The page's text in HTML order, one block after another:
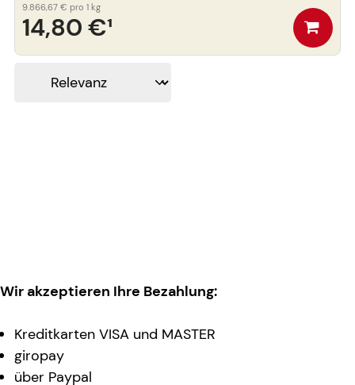
14,80 €¹
9.866,67 € pro 1 kg
Wir akzeptieren Ihre Bezahlung:
Kreditkarten VISA und MASTER
giropay
über Paypal